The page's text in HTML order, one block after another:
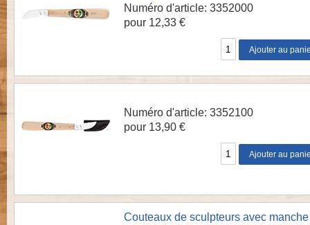
Numéro d'article: 3352000
pour 12,33 €
Numéro d'article: 3352100
pour 13,90 €
Couteaux de sculpteurs avec